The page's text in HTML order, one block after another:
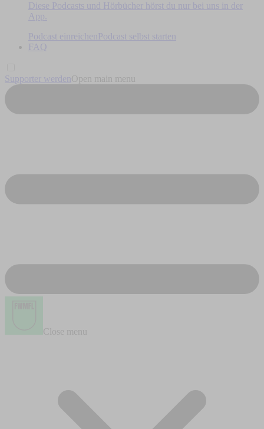
Diese Podcasts und Hörbücher hörst du nur bei uns in der
App.
Podcast einreichen
Podcast selbst starten
FAQ
Supporter werden Open main menu
Close menu